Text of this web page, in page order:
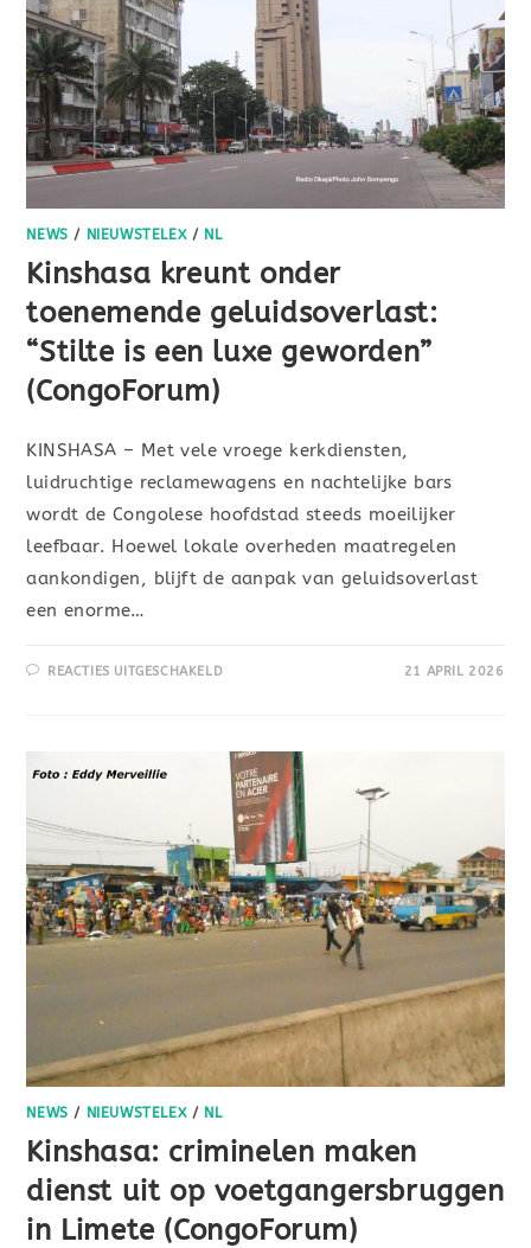
NEWS / NIEUWSTELEX/ NL
Kinshasa kreunt onder
toenemende geluidsoverlast:
“Stilte is een luxe geworden”
(CongoForum)
KINSHASA – Met vele vroege kerkdiensten,
luidruchtige reclamewagens en nachtelijke bars
wordt de Congolese hoofdstad steeds moeilijker
leefbaar. Hoewel lokale overheden maatregelen
aankondigen, blijft de aanpak van geluidsoverlast
een enorme…
REACTIES UITGESCHAKELD 21 APRIL 2026
NEWS / NIEUWSTELEX/ NL
Kinshasa: criminelen maken
dienst uit op voetgangersbruggen
in Limete (CongoForum)